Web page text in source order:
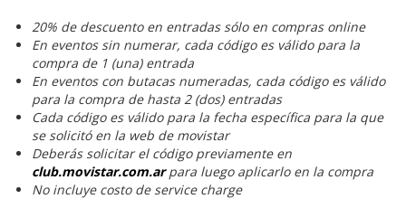
20% de descuento en entradas sólo en compras online
En eventos sin numerar, cada código es válido para la
compra de 1 (una) entrada
En eventos con butacas numeradas, cada código es válido
para la compra de hasta 2 (dos) entradas
Cada código es válido para la fecha específica para la que
se solicitó en la web de movistar
Deberás solicitar el código previamente en
club.movistar.com.ar para luego aplicarlo en la compra
No incluye costo de service charge